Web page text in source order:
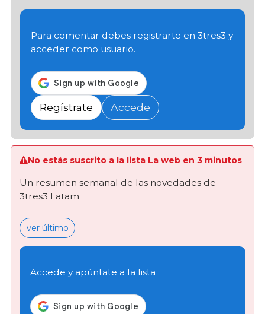
Para comentar debes registrarte en 3tres3 y
acceder como usuario.
Regístrate Accede
No estás suscrito a la lista La web en 3 minutos
Un resumen semanal de las novedades de
3tres3 Latam
ver último
Accede y apúntate a la lista